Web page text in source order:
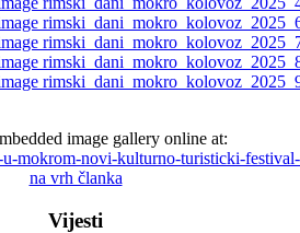
image gallery online at:
mokrom-novi-kulturno-turisticki-
na vrh članka
Vijesti